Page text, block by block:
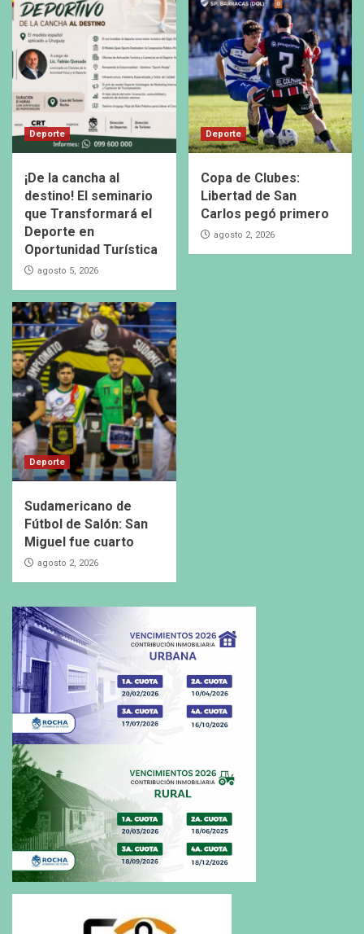
Deporte
¡De la cancha al
destino! El seminario
que Transformará el
Deporte en
Oportunidad Turística
agosto 5, 2026
Deporte
Copa de Clubes:
Libertad de San
Carlos pegó primero
agosto 2, 2026
Deporte
Sudamericano de
Fútbol de Salón: San
Miguel fue cuarto
agosto 2, 2026